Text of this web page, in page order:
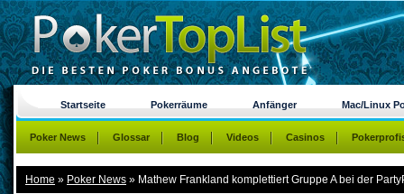
Home » Poker News » Mathew Frankland komplettiert Gruppe A bei der
Startseite Pokerräume Anfänger Mac/Linux
Poker News Glossar Blog Videos Casinos